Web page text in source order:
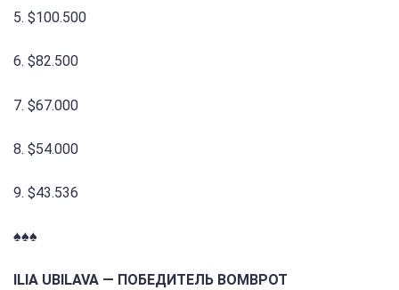
5. $100.500
6. $82.500
7. $67.000
8. $54.000
9. $43.536
♠️♠️♠️
ILIA UBILAVA — ПОБЕДИТЕЛЬ BOMBPOT